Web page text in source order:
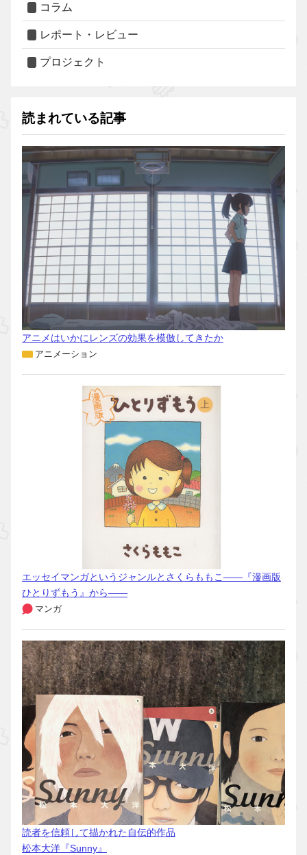
コラム
レポート・レビュー
プロジェクト
読まれている記事
アニメはいかにレンズの効果を模倣してきたか
アニメーション
エッセイマンガというジャンルとさくらももこ――『漫画版
ひとりずもう』から――
マンガ
読者を信頼して描かれた自伝的作品
松本大洋『Sunny』